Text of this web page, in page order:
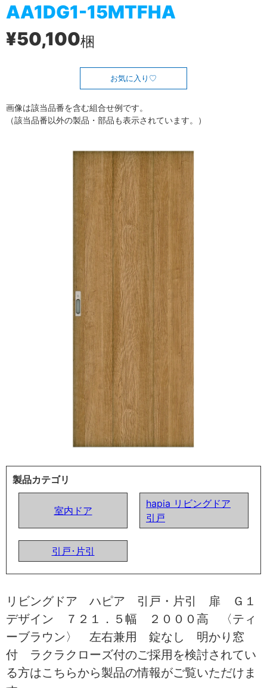
AA1DG1-15MTFHA
¥50,100梱
お気に入り
画像は該当品番を含む組合せ例です。
（該当品番以外の製品・部品も表示されています。）
製品カテゴリ
室内ドア
hapia リビングドア
引戸
引戸･片引
リビングドア ハピア 引戸・片引 扉 Ｇ１
デザイン ７２１．５幅 ２０００高 〈ティ
ーブラウン〉 左右兼用 錠なし 明かり窓
付 ラクラクローズ付のご採用を検討されてい
る方はこちらから製品の情報がご覧いただけま